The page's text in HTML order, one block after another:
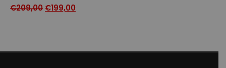
€209,00 €199,00